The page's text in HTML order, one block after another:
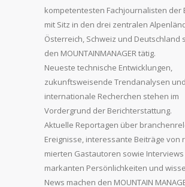
kompetentesten Fachjournalisten der
mit Sitz in den drei zentralen
Österreich, Schweiz und Deutschland
den MOUNTAINMANAGER tätig.
Neueste technische Entwicklungen,
zukunftsweisende Trendanalysen und
internationale Recherchen stehen im
Vordergrund der Berichterstattung.
Aktuelle Reportagen über
Ereignisse, interessante Beiträge von
mierten Gastautoren sowie Interviews
markanten Persönlichkeiten und
News machen den MOUNTAIN